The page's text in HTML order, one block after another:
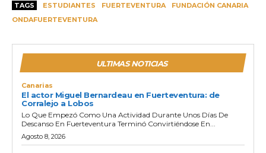
TAGS ESTUDIANTES FUERTEVENTURA
FUNDACIÓN CANARIA
ONDAFUERTEVENTURA
ULTIMAS NOTICIAS
Canarias
El actor Miguel Bernardeau en Fuerteventura: de
Corralejo a Lobos
Lo Que Empezó Como Una Actividad Durante Unos Días De
Descanso En Fuerteventura Terminó Convirtiéndose En...
Agosto 8, 2026